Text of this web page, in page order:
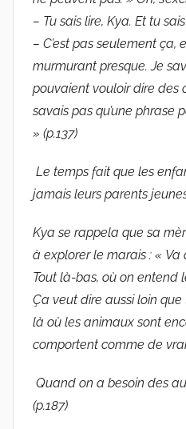
– Tu sais lire, Kya. Et tu
– C’est pas seulement ça,
murmurant presque. Je
pouvaient vouloir dire des
savais pas qu’une phrase
» (p.137)
Le temps fait que les
jamais leurs parents
Kya se rappela que sa
à explorer le marais : « Va
Tout là-bas, où on entend
Ça veut dire aussi loin
là où les animaux sont
comportent comme de
Quand on a besoin des
(p.187)